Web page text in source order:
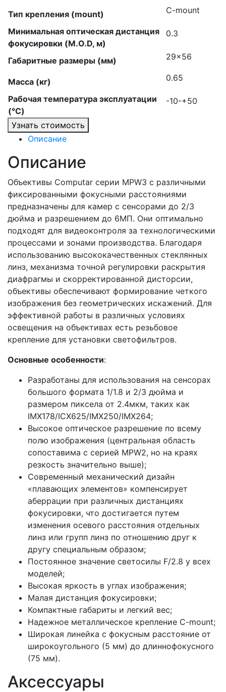
Тип крепления (mount) C-mount
Минимальная оптическая дистанция
фокусировки (M.O.D, м)
0.3
Габаритные размеры (мм) 29×56
Масса (кг) 0.65
Рабочая температура эксплуатации
(°C)
-10-+50
Узнать стоимость
Описание
Описание
Объективы Computar серии MPW3 с различными
фиксированными фокусными расстояниями
предназначены для камер с сенсорами до 2/3
дюйма и разрешением до 6МП. Они оптимально
подходят для видеоконтроля за технологическими
процессами и зонами производства. Благодаря
использованию высококачественных стеклянных
линз, механизма точной регулировки раскрытия
диафрагмы и скорректированной дисторсии,
объективы обеспечивают формирование четкого
изображения без геометрических искажений. Для
эффективной работы в различных условиях
освещения на объективах есть резьбовое
крепление для установки светофильтров.
Основные особенности:
Разработаны для использования на сенсорах
большого формата 1/1.8 и 2/3 дюйма и
размером пиксела от 2.4мкм, таких как
IMX178/ICX625/IMX250/IMX264;
Высокое оптическое разрешение по всему
полю изображения (центральная область
сопоставима с серией MPW2, но на краях
резкость значительно выше);
Современный механический дизайн
«плавающих элементов» компенсирует
аберрации при различных дистанциях
фокусировки, что достигается путем
изменения осевого расстояния отдельных
линз или групп линз по отношению друг к
другу специальным образом;
Постоянное значение светосилы F/2.8 у всех
моделей;
Высокая яркость в углах изображения;
Малая дистанция фокусировки;
Компактные габариты и легкий вес;
Надежное металлическое крепление C-mount;
Широкая линейка с фокусным расстояние от
широкоугольного (5 мм) до длиннофокусного
(75 мм).
Аксессуары